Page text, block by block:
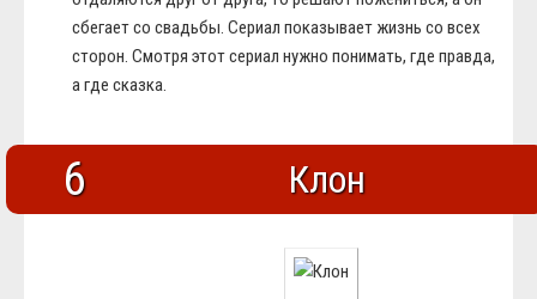
сбегает со свадьбы. Сериал показывает жизнь со всех
сторон. Смотря этот сериал нужно понимать, где правда,
а где сказка.
6 Клон